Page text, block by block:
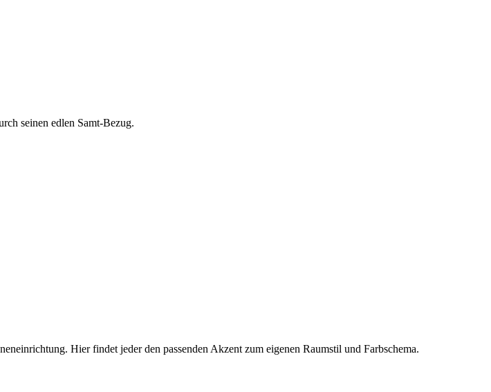
seinen edlen Samt-Bezug.
Hier findet jeder den passenden Akzent zum eigenen Raumstil und Farbschema.